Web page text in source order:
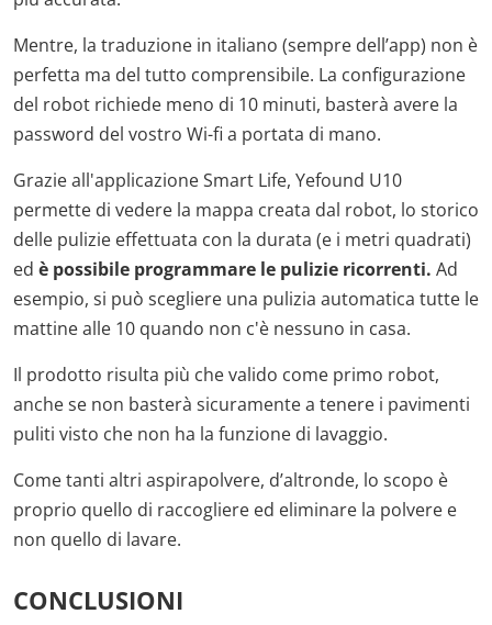
Mentre, la traduzione in italiano (sempre dell’app) non è
perfetta ma del tutto comprensibile. La configurazione
del robot richiede meno di 10 minuti, basterà avere la
password del vostro Wi-fi a portata di mano.
Grazie all'applicazione Smart Life, Yefound U10
permette di vedere la mappa creata dal robot, lo storico
delle pulizie effettuata con la durata (e i metri quadrati)
ed è possibile programmare le pulizie ricorrenti. Ad
esempio, si può scegliere una pulizia automatica tutte le
mattine alle 10 quando non c'è nessuno in casa.
Il prodotto risulta più che valido come primo robot,
anche se non basterà sicuramente a tenere i pavimenti
puliti visto che non ha la funzione di lavaggio.
Come tanti altri aspirapolvere, d’altronde, lo scopo è
proprio quello di raccogliere ed eliminare la polvere e
non quello di lavare.
CONCLUSIONI